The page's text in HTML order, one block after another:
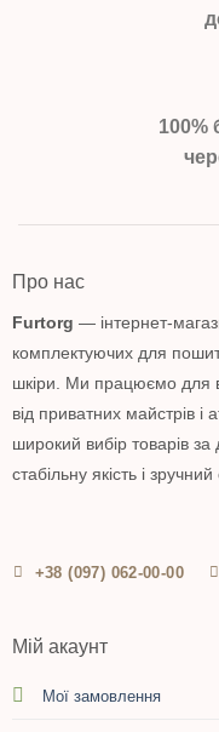
100%
Про нас
Furtorg — інтернет-
комплектуючих для
шкіри. Ми працюємо для
від приватних майстрів
широкий вибір товарів
стабільну якість і зручний
+38 (097) 062-00-00
Мій акаунт
Мої замовлення